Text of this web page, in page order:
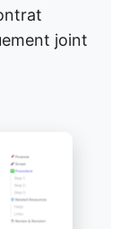
joint